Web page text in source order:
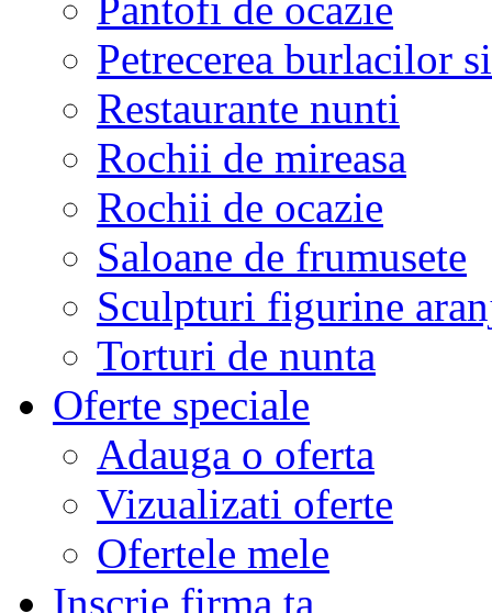
Petrecerea burlacilor
Restaurante nunti
Rochii de mireasa
Rochii de ocazie
Saloane de frumusete
Sculpturi figurine
Torturi de nunta
Oferte speciale
Adauga o oferta
Vizualizati oferte
Ofertele mele
Inscrie firma ta